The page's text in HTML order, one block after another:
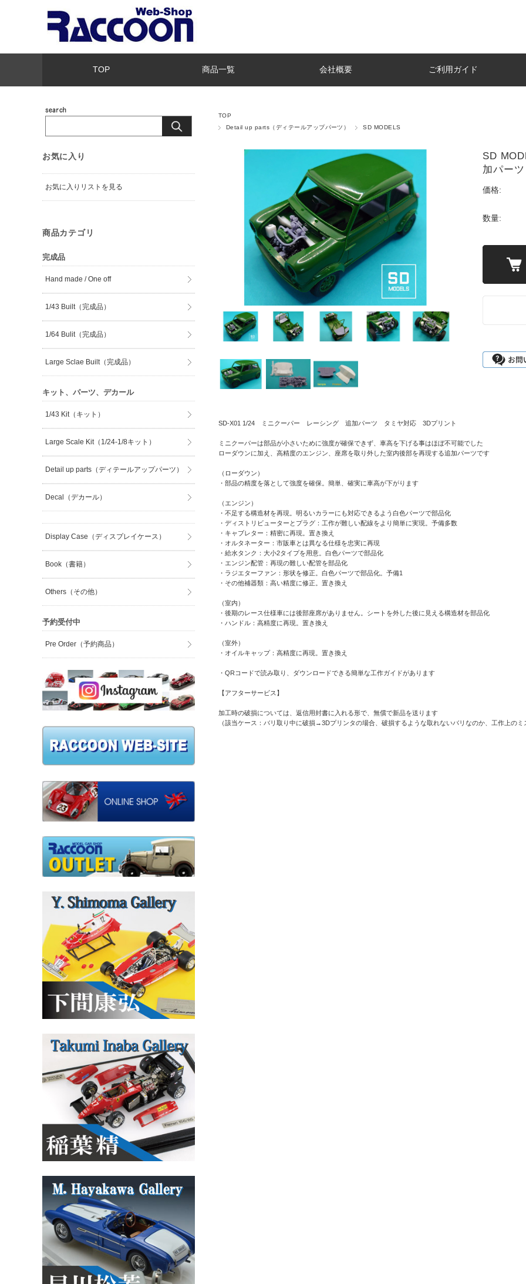
TOP 商品一覧 会社概要 ご利用ガイド
TOP
Detail up parts（ディテールアップパーツ）
SD MODELS
SD
加パー
価格:
数量:
SD-X01 1/24 ミニクーパー レーシング 追加パーツ タミヤ対応 3Dプリント
ミニクーパーは部品が小さいために強度が確保できず、車高を下げる事はほぼ不可能でした
ローダウンに加え、高精度のエンジン、座席を取り外した室内後部を再現する追加パーツです
（ローダウン）
・部品の精度を落として強度を確保。簡単、確実に車高が下がります
（エンジン）
・不足する構造材を再現。明るいカラーにも対応できるよう白色パーツで部品化
・ディストリビューターとプラグ：工作が難しい配線をより簡単に実現。予備多数
・キャブレター：精密に再現。置き換え
・オルタネーター：市販車とは異なる仕様を忠実に再現
・給水タンク：大小2タイプを用意。白色パーツで部品化
・エンジン配管：再現の難しい配管を部品化
・ラジエターファン：形状を修正。白色パーツで部品化。予備1
・その他補器類：高い精度に修正。置き換え
（室内）
・後期のレース仕様車には後部座席がありません。シートを外した後に見える構造材を部品化
・ハンドル：高精度に再現。置き換え
（室外）
・オイルキャップ：高精度に再現。置き換え
・QRコードで読み取り、ダウンロードできる簡単な工作ガイドがあります
【アフターサービス】
加工時の破損については、返信用封書に入れる形で、無償で新品を送ります
（該当ケース：バリ取り中に破損→3Dプリンタの場合、破損するような取れないバリなのか、工作上のミ
お気に入り
お気に入りリストを見る
商品カテゴリ
完成品
Hand made / One off
1/43 Built（完成品）
1/64 Bulit（完成品）
Large Sclae Built（完成品）
キット、パーツ、デカール
1/43 Kit（キット）
Large Scale Kit（1/24-1/8キット）
Detail up parts（ディテールアップパーツ）
Decal（デカール）
Display Case（ディスプレイケース）
Book（書籍）
Others（その他）
予約受付中
Pre Order（予約商品）